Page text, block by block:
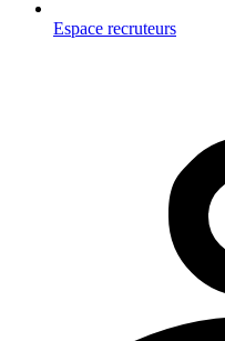
Espace recruteurs